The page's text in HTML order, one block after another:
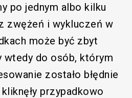
po jednym albo kilku
zwężeń i wykluczeń w
może być zbyt
wtedy do osób, którym
zostało błędnie
przypadkowo